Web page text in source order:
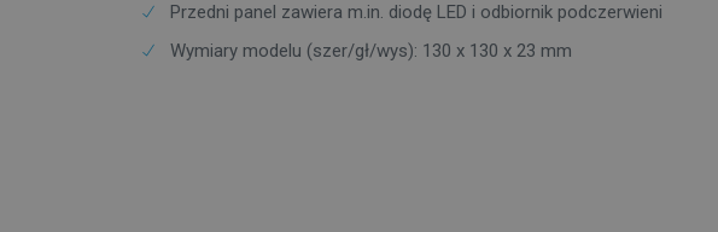
Przedni panel zawiera m.in. diodę LED i odbiornik podczerwieni
Wymiary modelu (szer/gł/wys): 130 x 130 x 23 mm